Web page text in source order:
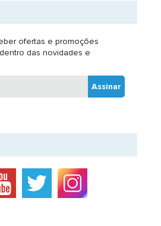
ofertas e promoções
das novidades e
Assinar